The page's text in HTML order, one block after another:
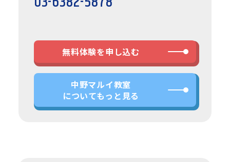
無料体験を申し込む
中野マルイ教室
についてもっと見る